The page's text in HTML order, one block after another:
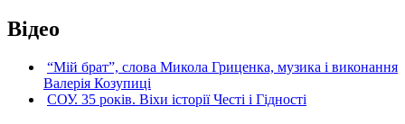
Відео
“Мій брат”, слова Микола Гриценка, музика і виконання
Валерія Козупиці
СОУ. 35 років. Віхи історії Честі і Гідності